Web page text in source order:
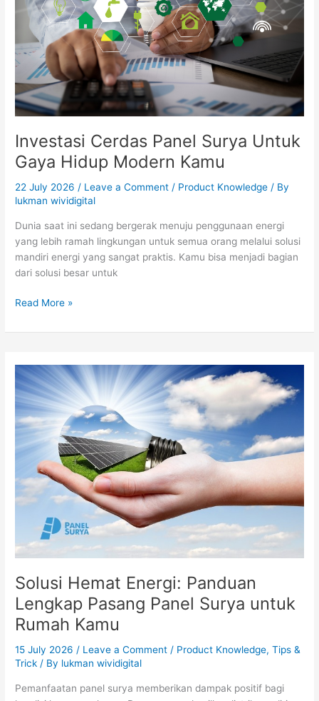
Investasi Cerdas Panel Surya Untuk
Gaya Hidup Modern Kamu
22 July 2026/ Leave a Comment / Product Knowledge / By
lukman wividigital
Dunia saat ini sedang bergerak menuju penggunaan energi
yang lebih ramah lingkungan untuk semua orang melalui solusi
mandiri energi yang sangat praktis. Kamu bisa menjadi bagian
dari solusi besar untuk
Gaya
Hidup
Modern
Kamu
Read More »
Solusi Hemat Energi: Panduan
Lengkap Pasang Panel Surya untuk
Rumah Kamu
15 July 2026 / Leave a Comment / Product Knowledge,Tips &
Trick / By lukman wividigital
Pemanfaatan panel surya memberikan dampak positif bagi
Solusi
Hemat
Energi:
Panduan
Lengkap
Pasang
Panel
Surya
untuk